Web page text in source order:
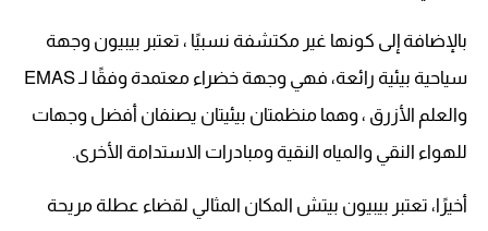
بالإضافة إلى كونها غير مكتشفة نسبيًا ، تعتبر بيبيون وجهة
سياحية بيئية رائعة، فهي وجهة خضراء معتمدة وفقًا لـ EMAS
والعلم الأزرق ، وهما منظمتان بيئيتان يصنفان أفضل وجهات
للهواء النقي والمياه النقية ومبادرات الاستدامة الأخرى.
أخيرًا، تعتبر بيبيون بيتش المكان المثالي لقضاء عطلة مريحة